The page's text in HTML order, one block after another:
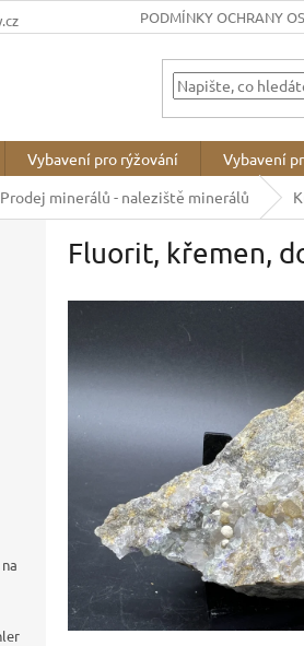
PODMÍNKY OCHRANY
Vybavení pro rýžování Vybavení
Prodej minerálů - naleziště minerálů
Fluorit, křemen,